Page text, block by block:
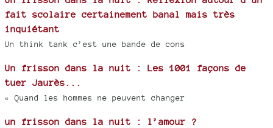
fait scolaire certainement banal mais très
inquiétant
Un think tank c’est une bande de cons
Un frisson dans la nuit : Les 1001 façons de
tuer Jaurès...
« Quand les hommes ne peuvent changer
un frisson dans la nuit : l’amour ?